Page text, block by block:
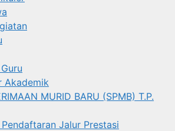
Akademik
MURID BARU (SPMB) T.P.
Jalur Prestasi